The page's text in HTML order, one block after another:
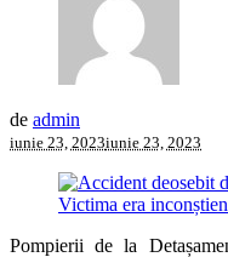
de admin
iunie 23, 2023iunie 23, 2023
Pompierii de la